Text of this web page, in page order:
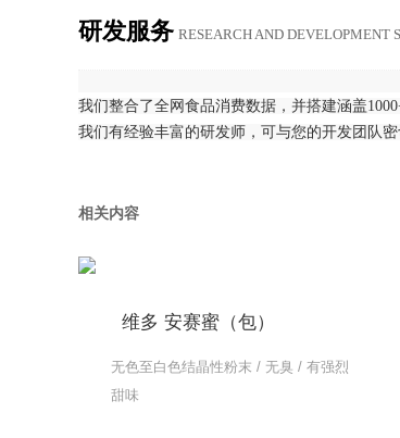
研发服务 RE­SEARCH AND DE­VEL­OP­MENT
我们整合了全网食品消费数据，并搭建涵盖
我们有经验丰富的研发师，可与您的开发团队
相关内容
维多 安赛蜜（包）
无色至白色结晶性粉末 / 无臭 / 有强烈
甜味